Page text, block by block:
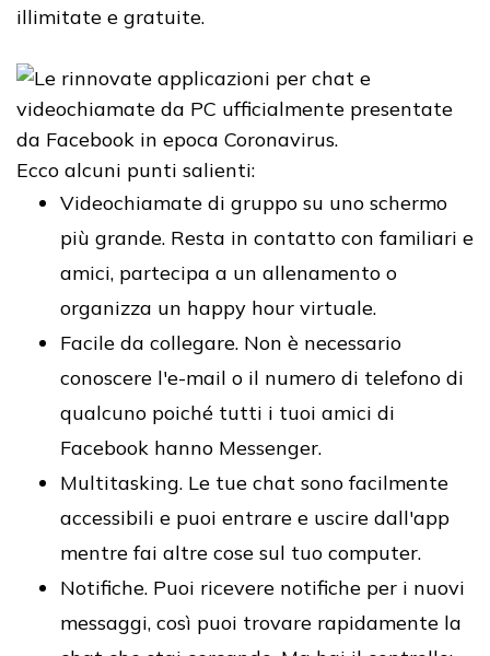
illimitate e gratuite.
Ecco alcuni punti salienti:
Videochiamate di gruppo su uno schermo
più grande. Resta in contatto con familiari e
amici, partecipa a un allenamento o
organizza un happy hour virtuale.
Facile da collegare. Non è necessario
conoscere l'e-mail o il numero di telefono di
qualcuno poiché tutti i tuoi amici di
Facebook hanno Messenger.
Multitasking. Le tue chat sono facilmente
accessibili e puoi entrare e uscire dall'app
mentre fai altre cose sul tuo computer.
Notifiche. Puoi ricevere notifiche per i nuovi
messaggi, così puoi trovare rapidamente la